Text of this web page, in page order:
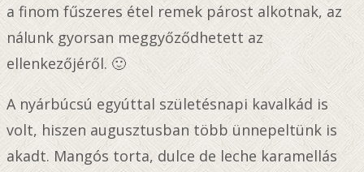
a finom fűszeres étel remek párost alkotnak, az
nálunk gyorsan meggyőződhetett az
ellenkezőjéről. 🙂
A nyárbúcsú egyúttal születésnapi kavalkád is
volt, hiszen augusztusban több ünnepeltünk is
akadt. Mangós torta, dulce de leche karamellás